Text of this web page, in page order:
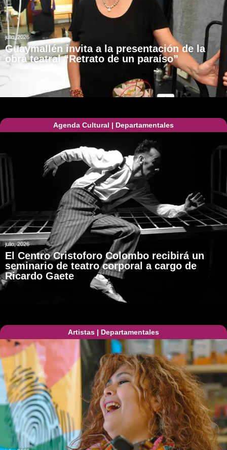
julio, 2026
Guaymallén invita a la presentación de la
obra teatral “Retrato de un paraíso”
Agenda Cultural | Departamentales
julio, 2026
El Centro Cristoforo Colombo recibirá un
seminario de teatro corporal a cargo de
Ricardo Gaete
Artistas | Departamentales